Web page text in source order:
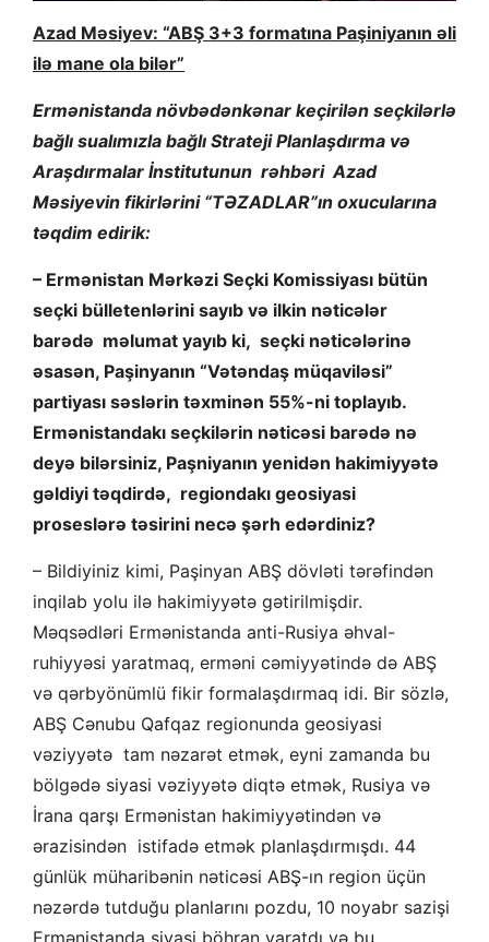
Azad Məsiyev: “ABŞ 3+3 formatına Paşiniyanın əli
ilə mane ola bilər”
Ermənistanda növbədənkənar keçirilən seçkilərlə
bağlı sualımızla bağlı Strateji Planlaşdırma və
Araşdırmalar İnstitutunun rəhbəri Azad
Məsiyevin fikirlərini “TƏZADLAR”ın oxucularına
təqdim edirik:
– Ermənistan Mərkəzi Seçki Komissiyası bütün
seçki bülletenlərini sayıb və ilkin nəticələr
barədə məlumat yayıb ki, seçki nəticələrinə
əsasən, Paşinyanın “Vətəndaş müqaviləsi”
partiyası səslərin təxminən 55%-ni toplayıb.
Ermənistandakı seçkilərin nəticəsi barədə nə
deyə bilərsiniz, Paşniyanın yenidən hakimiyyətə
gəldiyi təqdirdə, regiondakı geosiyasi
proseslərə təsirini necə şərh edərdiniz?
– Bildiyiniz kimi, Paşinyan ABŞ dövləti tərəfindən
inqilab yolu ilə hakimiyyətə gətirilmişdir.
Məqsədləri Ermənistanda anti-Rusiya əhval-
ruhiyyəsi yaratmaq, erməni cəmiyyətində də ABŞ
və qərbyönümlü fikir formalaşdırmaq idi. Bir sözlə,
ABŞ Cənubu Qafqaz regionunda geosiyasi
vəziyyətə tam nəzarət etmək, eyni zamanda bu
bölgədə siyasi vəziyyətə diqtə etmək, Rusiya və
İrana qarşı Ermənistan hakimiyyətindən və
ərazisindən istifadə etmək planlaşdırmışdı. 44
günlük müharibənin nəticəsi ABŞ-ın region üçün
nəzərdə tutduğu planlarını pozdu, 10 noyabr sazişi